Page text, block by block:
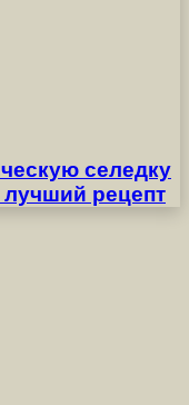
селедку
рецепт